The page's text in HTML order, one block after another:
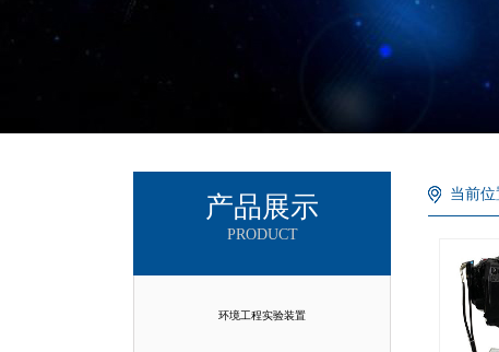
产品展示
PRODUCT
环境工程实验装置
当前位